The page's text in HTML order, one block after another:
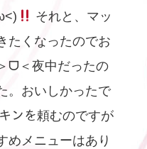
それと、マッ
たくなったのでお
ᗜ＜夜中だったの
。おいしかったで
ンを頼むのですが
めメニューはあり